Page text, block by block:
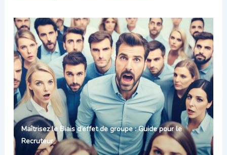
Maîtrisez le Biais d’effet de groupe : Guide pour le
Recruteur